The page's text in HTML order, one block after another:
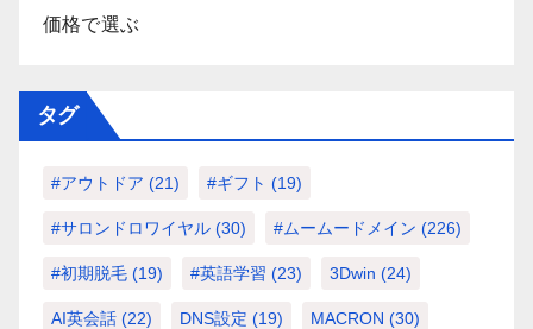
価格で選ぶ
タグ
#アウトドア (21) #ギフト (19)
#サロンドロワイヤル (30) #ムームードメイン (226)
#初期脱毛 (19) #英語学習 (23) 3Dwin (24)
AI英会話 (22) DNS設定 (19) MACRON (30)